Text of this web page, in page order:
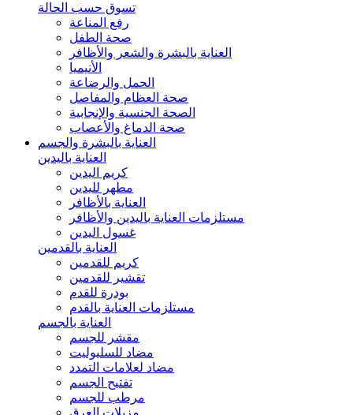
تسوق حسب الحالة
رفع المناعة
صحة الطفل
العناية بالبشرة والشعر والأظافر
الأنيميا
الحمل والرضاعة
صحة العظام والمفاصل
الصحة الجنسية والإنجابية
صحة الدماغ والأعصاب
العناية بالبشرة والجسم
العناية باليدين
كريم اليدين
مطهر لليدين
العناية بالأظافر
مستلزمات العناية باليدين والأظافر
غسول اليدين
العناية بالقدمين
كريم للقدمين
تقشير للقدمين
بودرة للقدم
مستلزمات العناية بالقدم
العناية بالجسم
مقشر للجسم
مضاد للسليوليت
مضاد لعلامات التمدد
تفتيح الجسم
مرطب للجسم
مزيلات العرق